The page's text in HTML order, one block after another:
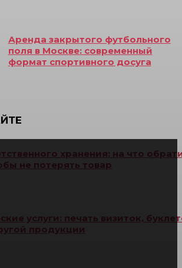
Аренда закрытого футбольного
поля в Москве: современный
формат спортивного досуга
хранения: на что
не потерять товар
услуги: печать визиток,
продукции